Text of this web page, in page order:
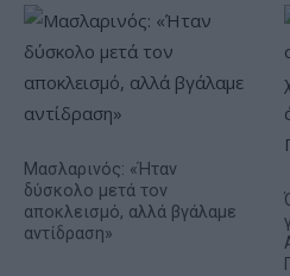
Μασλαρινός: «Ήταν
δύσκολο μετά τον
αποκλεισμό, αλλά βγάλαμε
αντίδραση»